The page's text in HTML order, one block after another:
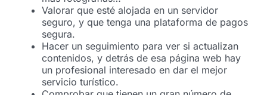
Valorar que esté alojada en un servidor
seguro, y que tenga una plataforma de pagos
segura.
Hacer un seguimiento para ver si actualizan
contenidos, y detrás de esa página web hay
un profesional interesado en dar el mejor
servicio turístico.